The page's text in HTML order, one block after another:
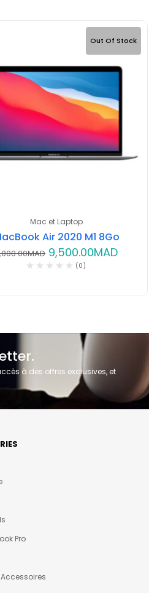
Out Of Stock
Mac et Laptop
Air 2020 M1 8Go
MAD 9,500.00MAD
(0)
à des offres exclusives, et
Pro